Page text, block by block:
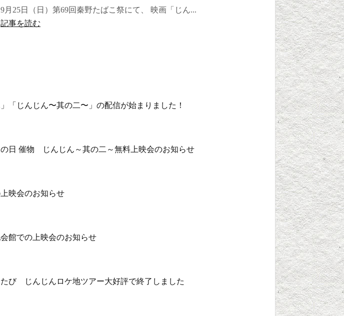
9月25日（日）第69回秦野たばこ祭にて、 映画「じん...
記事を読む
」「じんじん〜其の二〜」の配信が始まりました！
日 催物 じんじん～其の二～無料上映会のお知らせ
映会のお知らせ
館での上映会のお知らせ
び じんじんロケ地ツアー大好評で終了しました